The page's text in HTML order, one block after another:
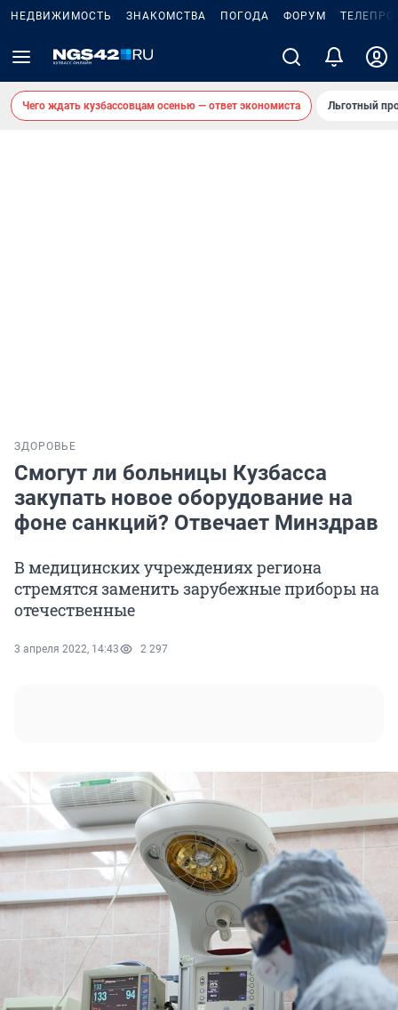
НЕДВИЖИМОСТЬ ЗНАКОМСТВА ПОГОДА ФОРУМ
Чего ждать кузбассовцам осенью — ответ экономиста Льготный
ЗДОРОВЬЕ
Смогут ли больницы Кузбасса
закупать новое оборудование на
фоне санкций? Отвечает Минздрав
В медицинских учреждениях региона
стремятся заменить зарубежные приборы на
отечественные
3 апреля 2022, 14:43 2 297